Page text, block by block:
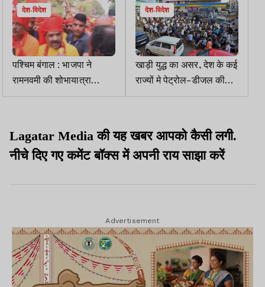
देश-विदेश
पश्चिम बंगाल : भाजपा ने
रामनवमी की शोभायात्रा
निकाली, ममता ने वोट कैंपेन का
देश-विदेश
खाड़ी युद्ध का असर, देश के कई
राज्यों मे पेट्रोल-डीजल की
पैनिक बाइंग, No Stock के
Lagatar Media की यह खबर आपको कैसी लगी.
नीचे दिए गए कमेंट बॉक्स में अपनी राय साझा करें
Advertisement